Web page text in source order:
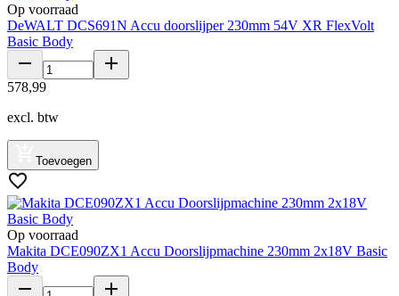
Op voorraad
DeWALT DCS691N Accu doorslijper 230mm 54V XR FlexVolt
Basic Body
578,99
excl. btw
Toevoegen
Op voorraad
Makita DCE090ZX1 Accu Doorslijpmachine 230mm 2x18V Basic
Body